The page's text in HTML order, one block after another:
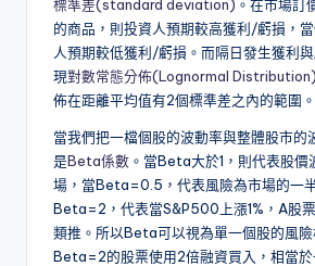
標準差(standard deviation) 。在市場訂
的商品，則投資人預期較高獲利/虧損，
人預期較低獲利/虧損。而隔日發生獲利
現對數常態分佈(Lognormal Distribution)
佈在距離平均值有2個標準差之內的範圍。
當我們把一檔個股的波動率與整體股市的
是Beta係數 。當Beta大於1，則代表股價
場，當Beta=0.5，代表風險為市場的一
Beta=2，代表當S&P500上漲1%，A股
類推。所以Beta可以視為單一個股的風
Beta=2的股票使用2倍融資買入，相當